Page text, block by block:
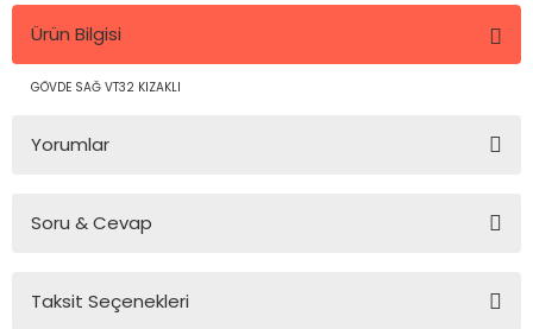
Ürün Bilgisi
GÖVDE SAĞ VT32 KIZAKLI
Yorumlar
Soru & Cevap
Ürün hakkında henüz soru sorulmamış.
Taksit Seçenekleri